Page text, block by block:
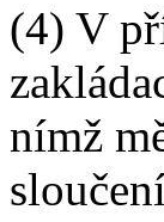
(4) V
nímž